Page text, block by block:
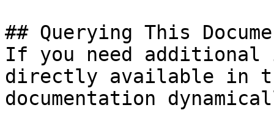
## Querying This
If you need
directly available in
documentation